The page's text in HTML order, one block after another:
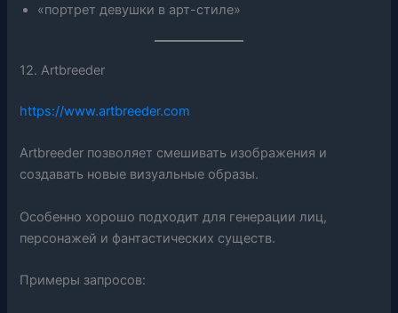
«портрет девушки в арт-стиле»
12. Artbreeder
https://www.artbreeder.com
Artbreeder позволяет смешивать изображения и
создавать новые визуальные образы.
Особенно хорошо подходит для генерации лиц,
персонажей и фантастических существ.
Примеры запросов: